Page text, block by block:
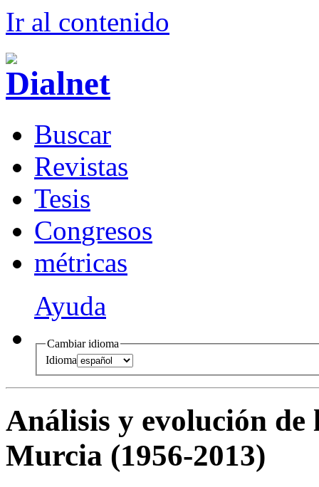
Ir al contenido
Buscar
Revistas
Tesis
Congresos
métricas
Ayuda
Cambiar idioma
Idioma
Análisis y evolución de
Murcia (1956-2013)